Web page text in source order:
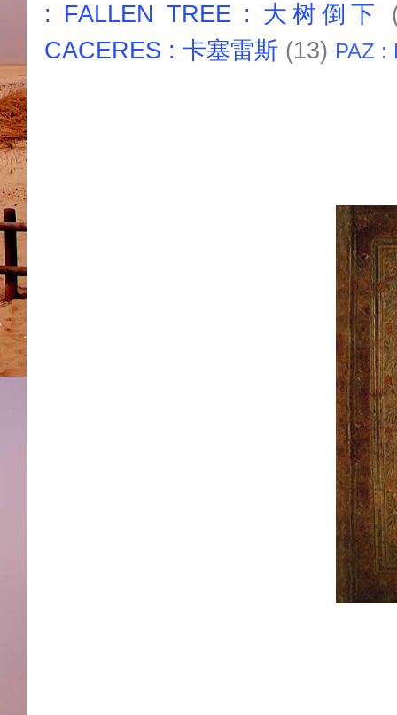
: FALLEN TREE : 大树倒下
CACERES : 卡塞雷斯 (13) PAZ :